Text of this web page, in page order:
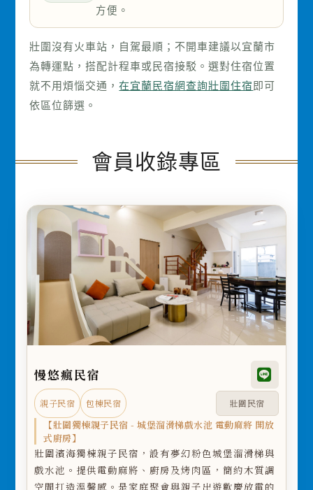
方便。
壯圍沒有火車站，自駕最順；不開車建議以宜蘭市
為轉運點，搭配計程車或民宿接駁。選對住宿位置
就不用煩惱交通，在宜蘭民宿網查詢壯圍住宿即可
依區位篩選。
會員收錄專區
慢悠瘋民宿
親子民宿 包棟民宿 壯圍民宿
【壯圍獨棟親子民宿 - 城堡溜滑梯戲水池 電動麻將 開放
式廚房】
壯圍濱海獨棟親子民宿，設有夢幻粉色城堡溜滑梯與
戲水池。提供電動麻將、廚房及烤肉區，簡約木質調
空間打造溫馨感。是家庭聚會與親子出遊歡慶放電的